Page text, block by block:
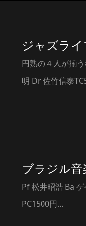
ジャズラ
円熟の４人が揃
明 Dr 佐竹信泰
ブラジル音
Pf 松井昭浩 Ba
PC1500円…